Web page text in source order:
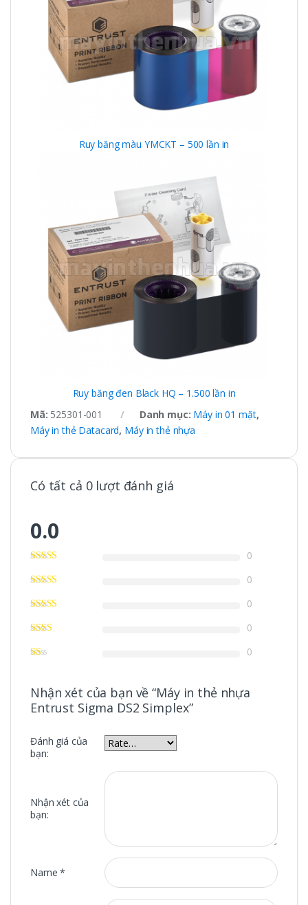
Ruy băng màu YMCKT – 500 lần in
Ruy băng đen Black HQ – 1.500 lần in
Mã: 525301-001 Danh mục: Máy in 01 mặt,
Máy in thẻ Datacard, Máy in thẻ nhựa
Có tất cả 0 lượt đánh giá
0.0
0
0
0
0
0
Nhận xét của bạn về “Máy in thẻ nhựa
Entrust Sigma DS2 Simplex”
Đánh giá của
bạn:
Nhận xét của
bạn:
Name*